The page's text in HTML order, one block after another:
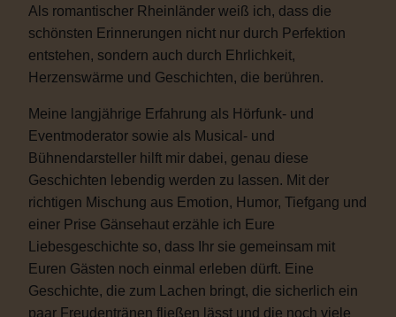
Als romantischer Rheinländer weiß ich, dass die
schönsten Erinnerungen nicht nur durch Perfektion
entstehen, sondern auch durch Ehrlichkeit,
Herzenswärme und Geschichten, die berühren.
Meine langjährige Erfahrung als Hörfunk- und
Eventmoderator sowie als Musical- und
Bühnendarsteller hilft mir dabei, genau diese
Geschichten lebendig werden zu lassen. Mit der
richtigen Mischung aus Emotion, Humor, Tiefgang und
einer Prise Gänsehaut erzähle ich Eure
Liebesgeschichte so, dass Ihr sie gemeinsam mit
Euren Gästen noch einmal erleben dürft. Eine
Geschichte, die zum Lachen bringt, die sicherlich ein
paar Freudentränen fließen lässt und die noch viele